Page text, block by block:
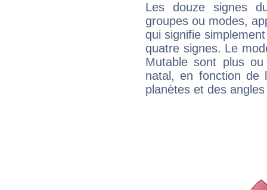
Les douze signes
groupes ou modes,
qui signifie
quatre signes. Le
Mutable sont plus
natal, en fonction de
planètes et des